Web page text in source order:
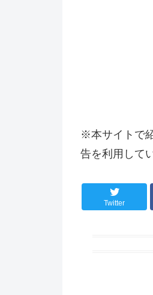
※本サイトで
告を利用して
Twitter